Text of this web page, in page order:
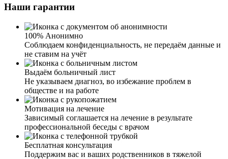
узнать его. Из отзывчивого и порядочного молодого
человека он становился агрессивным, бесчувственным
и с наплевательским отношением ко всем. Мать с отцом
сразу стали искать помощь, обзвонили и объездили
несколько клиник и попали к вам. Встретили нас тепло,
как дома. Внимательно выслушали, подробно и
профессионально рассказали о лечении. Психолог
беседовал не только с братом, но и пригласил потом нас
отдельно. Рассказав все подводные камни, дал
рекомендации по поведению с зависимым человеком.
Сейчас наша семья с надеждой и верой смотрит в
будущее. Желаем вашим специалистам терпения и
успехов в их работе.
Я жена наркомана. Узнав по рекомендациям о вашей
клинике, спустя какое-то время, позвонила. И могу с
уверенностью сказать, что это лучший выбор. Общение
с сотрудниками дало мне понять, что у вас работают
профессионалы, знающие своё дело. Сейчас муж
Наши гарантии
100% Анонимно
Соблюдаем конфиденциальность, не передаём данные и
не ставим на учёт
Выдаём больничный лист
Не указываем диагноз, во избежание проблем в
обществе и на работе
Мотивация на лечение
Зависимый соглашается на лечение в результате
профессиональной беседы с врачом
Бесплатная консультация
Поддержим вас и ваших родственников в тяжелой